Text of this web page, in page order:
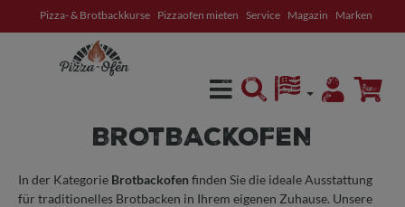
springen
Pizza- & Brotbackkurse Pizzaofen mieten Service Magazin Marken
BROTBACKOFEN
In der Kategorie Brotbackofen finden Sie die ideale Ausstattung
für traditionelles Brotbacken in Ihrem eigenen Zuhause. Unsere